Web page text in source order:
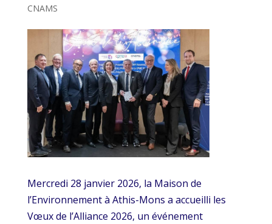
CNAMS
Mercredi 28 janvier 2026, la Maison de
l’Environnement à Athis-Mons a accueilli les
Vœux de l’Alliance 2026, un événement